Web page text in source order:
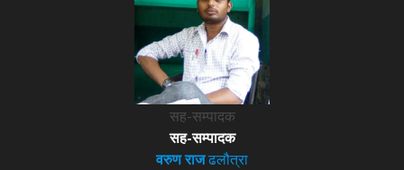
सह-सम्पादक
सह-सम्पादक
वरुण राजढलौत्रा